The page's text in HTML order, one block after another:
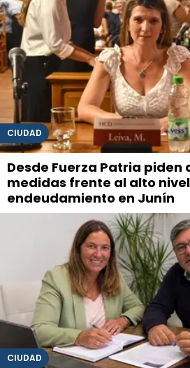
CIUDAD
Desde Fuerza Patria piden
medidas frente al alto
endeudamiento en Junín
CIUDAD